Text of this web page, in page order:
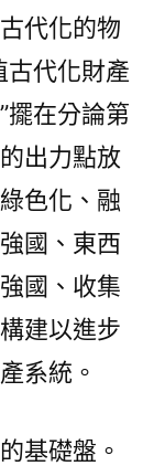
代化的物
古代化財產
擺在分論第
出力點放
色化、融
國、東西
國、收集
建以進步
系統。
基礎盤。